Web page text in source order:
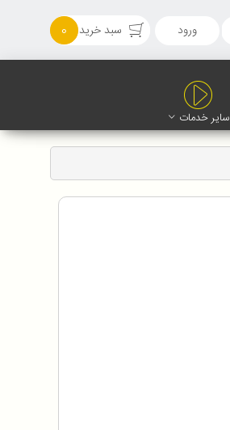
ورود سبد خرید 0
سایر خدمات